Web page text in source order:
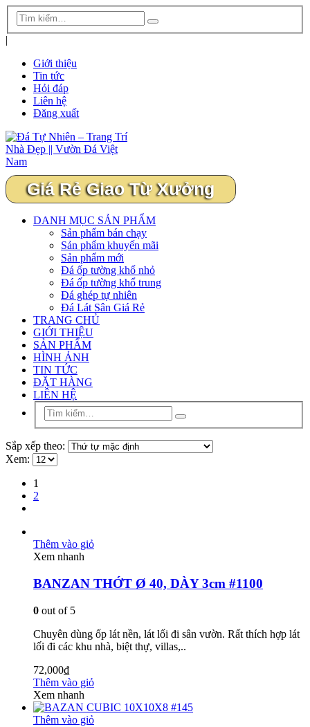
|
Giới thiệu
Tin tức
Hỏi đáp
Liên hệ
Đăng xuất
Giá Rẻ Giao Từ Xưởng
DANH MỤC SẢN PHẨM
Sản phẩm bán chạy
Sản phẩm khuyến mãi
Sản phẩm mới
Đá ốp tường khổ nhỏ
Đá ốp tường khổ trung
Đá ghép tự nhiên
Đá Lát Sân Giá Rẻ
TRANG CHỦ
GIỚI THIỆU
SẢN PHẨM
HÌNH ẢNH
TIN TỨC
ĐẶT HÀNG
LIÊN HỆ
Sắp xếp theo:
Xem:
1
2
Thêm vào giỏ
Xem nhanh
BANZAN THỚT Ø 40, DÀY 3cm #1100
0 out of 5
Chuyên dùng ốp lát nền, lát lối đi sân vườn. Rất thích hợp lát
lối đi các khu nhà, biệt thự, villas,..
72,000₫
Thêm vào giỏ
Xem nhanh
Thêm vào giỏ